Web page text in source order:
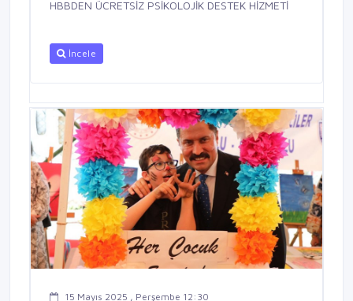
HBBDEN ÜCRETSİZ PSİKOLOJİK DESTEK HİZMETİ
İncele
15 Mayıs 2025 , Perşembe 12:30